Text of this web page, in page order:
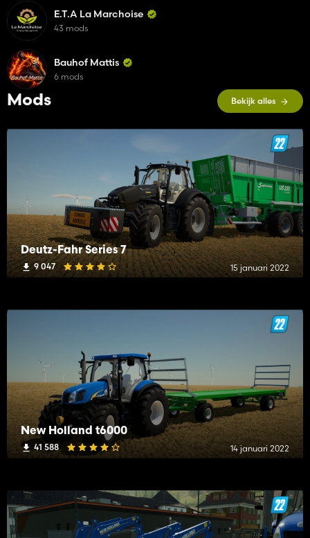
Mods Bekijk alles
Deutz-Fahr Series 7
9 047 15 januari 2022
New Holland t6000
41 588 14 januari 2022
E.T.A La Marchoise
43 mods
Bauhof Mattis
6 mods